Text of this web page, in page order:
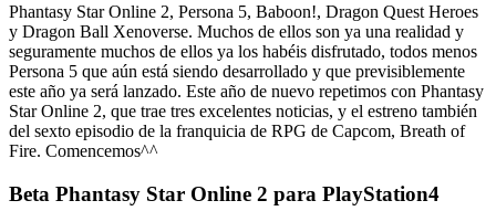
Phantasy Star Online 2, Persona 5, Baboon!, Dragon Quest Heroes
y Dragon Ball Xenoverse. Muchos de ellos son ya una realidad y
seguramente muchos de ellos ya los habéis disfrutado, todos menos
Persona 5 que aún está siendo desarrollado y que previsiblemente
este año ya será lanzado. Este año de nuevo repetimos con Phantasy
Star Online 2, que trae tres excelentes noticias, y el estreno también
del sexto episodio de la franquicia de RPG de Capcom, Breath of
Fire. Comencemos^^
Beta Phantasy Star Online 2 para PlayStation4